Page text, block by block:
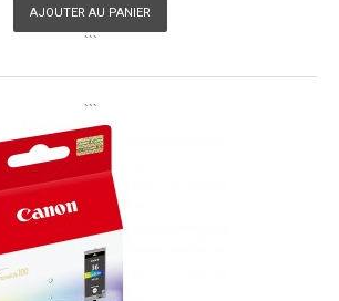
AJOUTER AU PANIER
```
```